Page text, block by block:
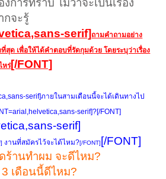
การทราบ ไม่ว่าจะเป็นเรื่อง
กจะรู้
serif]ถามคำถามอย่าง
สุด เพื่อให้ได้คำตอบที่รัดกุมด้วย โดยระบุว่าเรื่อง
หร่[/FONT]
serif]ภายในสามเดือนนี้จะได้เดินทางไป
serif]?[/FONT]
serif]
งานที่สมัครไว้จะได้ไหม?[/FONT] [/FONT]
ร้านทำผม จะดีไหม?
เดือนนี้ดีไหม?